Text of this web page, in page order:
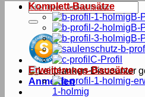
Suche
nach:
Anmelden
Komplett-Bausätze
B-
B-
B-
C-Profil
Erweiterungs-Bausätze
1-holmig